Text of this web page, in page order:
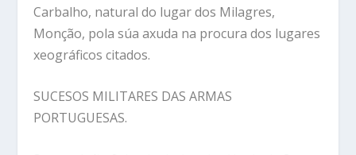
Carbalho, natural do lugar dos Milagres,
Monção, pola súa axuda na procura dos lugares
xeográficos citados.
SUCESOS MILITARES DAS ARMAS
PORTUGUESAS.